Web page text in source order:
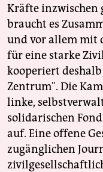
Kräfte inzwischen
braucht es
und vor allem mit
für eine starke
kooperiert
Zentrum". Die
linke,
solidarischen
auf. Eine offene
zugänglichen